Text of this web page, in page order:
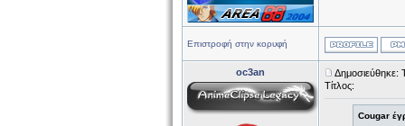
Επιστροφή στην κορυφή
oc3an
Δημοσιεύθηκε:
Τίτλος:
Cougar